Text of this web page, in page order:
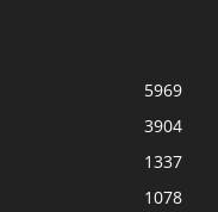
5969
3904
1337
1078